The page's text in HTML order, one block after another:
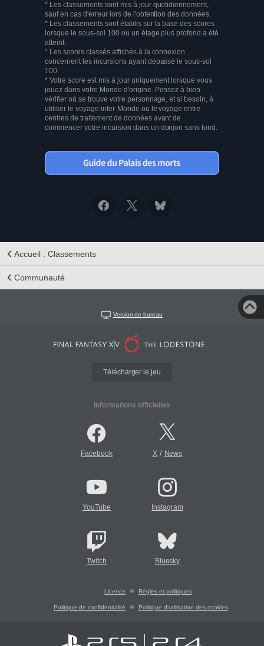
* Les classements sont mis à jour quotidiennement,
sauf en cas d'erreur lors de l'obtention des données.
* Les classements sont établis sur la base des scores
lorsque le sous-sol 100 ou un étage plus profond a été
atteint.
* Les scores classés affichés à la connexion
concernent les incursions ayant dépassé le sous-sol
100.
* Votre score est mis à jour uniquement lorsque vous
jouez dans votre Monde d'origine. Pensez à bien
vérifier où se trouve votre personnage, et si besoin, à
utiliser le voyage inter-Monde ou le voyage entre
centres de traitement de données avant de
commencer votre incursion dans un donjon sans fond.
Accueil : Classements
Communauté
Version de bureau
Télécharger le jeu
Informations officielles
Facebook X/ News
YouTube Instagram
Twitch Bluesky
Licence Règles et politiques
Politique de confidentialité Politique d'utilisation des cookies